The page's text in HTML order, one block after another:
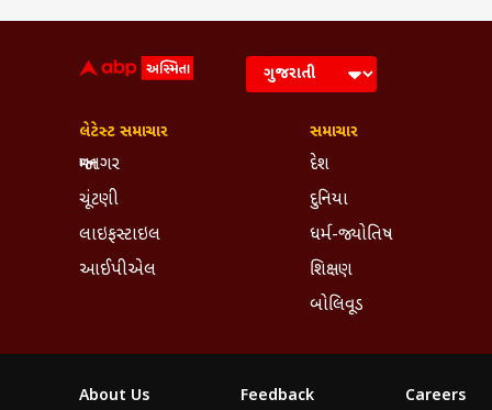
લેટેસ્ટ સમાચાર
જામનગર
ચૂંટણી
લાઇફસ્ટાઇલ
આઈપીએલ
સમાચાર
દેશ
દુનિયા
ધર્મ-જ્યોતિષ
શિક્ષણ
બોલિવૂડ
About Us Feedback Careers